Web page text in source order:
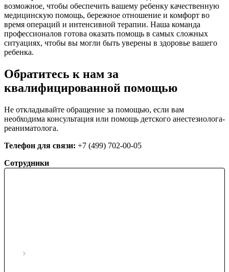
возможное, чтобы обеспечить вашему ребенку качественную
медицинскую помощь, бережное отношение и комфорт во
время операций и интенсивной терапии. Наша команда
профессионалов готова оказать помощь в самых сложных
ситуациях, чтобы вы могли быть уверены в здоровье вашего
ребенка.
Обратитесь к нам за
квалифицированной помощью
Не откладывайте обращение за помощью, если вам
необходима консультация или помощь детского анестезиолога-
реаниматолога.
Телефон для связи: +7 (499) 702-00-05
Сотрудники